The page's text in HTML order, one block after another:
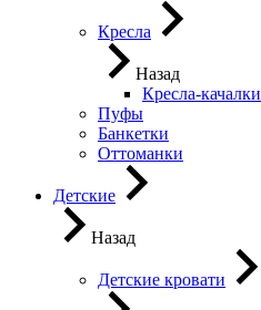
Кресла
Назад
Кресла-качалки
Пуфы
Банкетки
Оттоманки
Детские
Назад
Детские кровати